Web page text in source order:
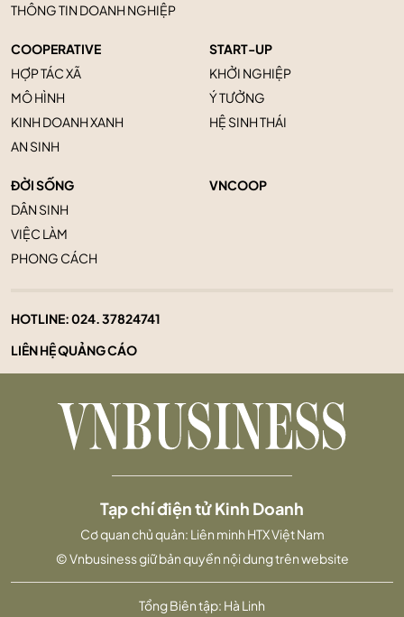
THÔNG TIN DOANH NGHIỆP
COOPERATIVE
HỢP TÁC XÃ
MÔ HÌNH
KINH DOANH XANH
AN SINH
START-UP
KHỞI NGHIỆP
Ý TƯỞNG
HỆ SINH THÁI
ĐỜI SỐNG
DÂN SINH
VIỆC LÀM
PHONG CÁCH
VNCOOP
HOTLINE:024. 37824741
LIÊN HỆ QUẢNG CÁO
Tổng Biên tập: Hà Linh
Tạp chí điện tử Kinh Doanh
Cơ quan chủ quản: Liên minh HTX Việt Nam
© Vnbusiness giữ bản quyền nội dung trên website